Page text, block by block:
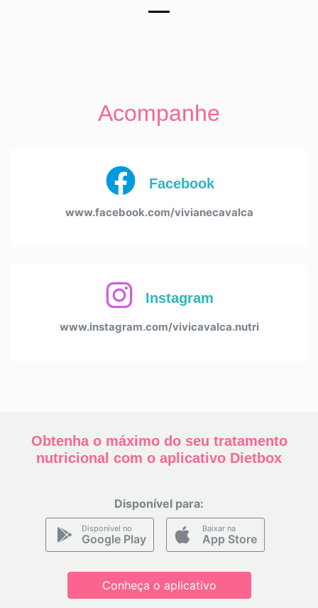
Acompanhe
Facebook
www.facebook.com/vivianecavalca
Instagram
www.instagram.com/vivicavalca.nutri
Obtenha o máximo do seu tratamento
nutricional com o aplicativo Dietbox
Disponível para:
Disponível no
Google Play
Baixar na
App Store
Conheça o aplicativo